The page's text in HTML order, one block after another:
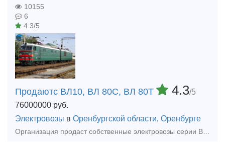
10155
6
4.3/5
Продаютс ВЛ10, ВЛ 80С, ВЛ 80Т 4.3/5
76000000 руб.
Электровозы в Оренбургской области, Оренбурге
Организация продаст собственные электровозы серии ВЛ: ВЛ80С, 1990-1992 года выпуска. ВЛ80Т, 1971-1976 года выпуска. ВЛ-10, 1971-1976 года выпуска. Состояние отличное. Перед продажей полное ТО. С